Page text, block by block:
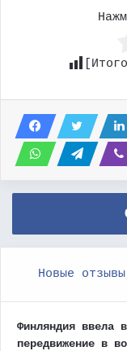
Новые отзывы
Финляндия ввела
передвижение в